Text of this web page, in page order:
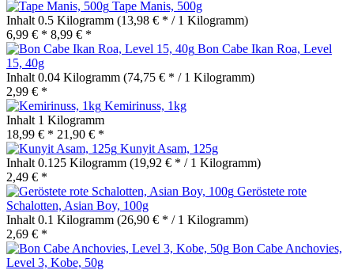
Tape Manis, 500g
Inhalt 0.5 Kilogramm (13,98 € * / 1 Kilogramm)
6,99 € * 8,99 € *
Bon Cabe Ikan Roa, Level
15, 40g
Inhalt 0.04 Kilogramm (74,75 € * / 1 Kilogramm)
2,99 € *
Kemirinuss, 1kg
Inhalt 1 Kilogramm
18,99 € * 21,90 € *
Kunyit Asam, 125g
Inhalt 0.125 Kilogramm (19,92 € * / 1 Kilogramm)
2,49 € *
Geröstete rote
Schalotten, Asian Boy, 100g
Inhalt 0.1 Kilogramm (26,90 € * / 1 Kilogramm)
2,69 € *
Bon Cabe Anchovies,
Level 3, Kobe, 50g